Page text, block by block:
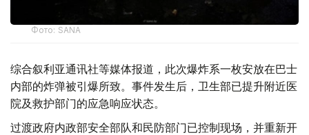
Фото: SANA
综合叙利亚通讯社等媒体报道，此次爆炸系一枚安放在巴士
内部的炸弹被引爆所致。事件发生后，卫生部已提升附近医
院及救护部门的应急响应状态。
过渡政府内政部安全部队和民防部门已控制现场，并重新开